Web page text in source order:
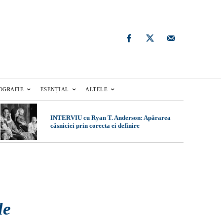
ESENȚIAL ALTELE
INTERVIU cu Ryan T. Anderson: Apărarea
căsniciei prin corecta ei definire